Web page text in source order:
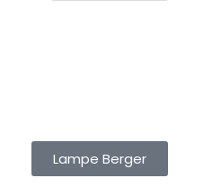
Lampe Berger